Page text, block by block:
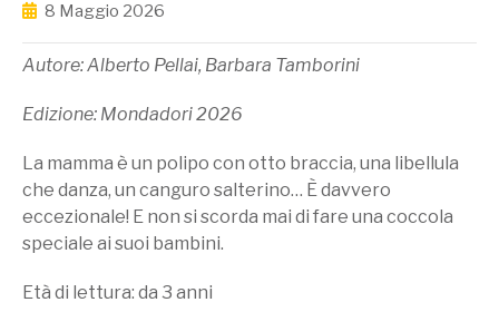
8 Maggio 2026
Autore: Alberto Pellai, Barbara Tamborini
Edizione: Mondadori 2026
La mamma è un polipo con otto braccia, una libellula
che danza, un canguro salterino… È davvero
eccezionale! E non si scorda mai di fare una coccola
speciale ai suoi bambini.
Età di lettura: da 3 anni